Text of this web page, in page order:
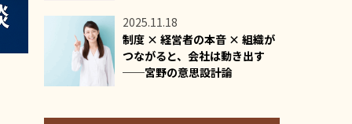
2025.11.18
制度 × 経営者の本音 × 組織が
つながると、会社は動き出す
──宮野の意思設計論